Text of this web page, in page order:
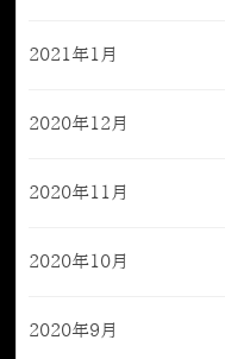
2021年1月
2020年12月
2020年11月
2020年10月
2020年9月